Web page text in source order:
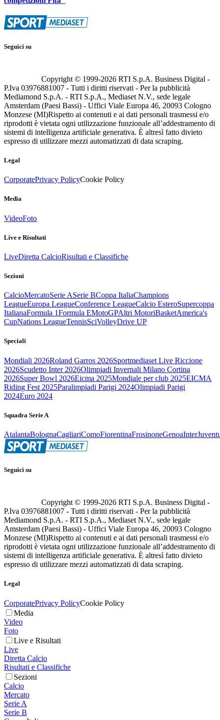
Seguici su
Copyright © 1999-2026 RTI S.p.A. Business Digital -
P.Iva 03976881007 - Tutti i diritti riservati - Per la pubblicità
Mediamond S.p.A. - RTI S.p.A., Mediaset N.V., sede legale
Amsterdam (Paesi Bassi) - Uffici Viale Europa 46, 20093 Cologno
Monzese (MI)Rispetto ai contenuti e ai dati personali trasmessi e/o
riprodotti è vietata ogni utilizzazione funzionale all’addestramento di
sistemi di intelligenza artificiale generativa. È altresì fatto divieto
espresso di utilizzare mezzi automatizzati di data scraping.
Legal
CorporatePrivacy PolicyCookie Policy
Media
VideoFoto
Live e Risultati
LiveDiretta CalcioRisultati e Classifiche
Sezioni
CalcioMercatoSerie ASerie BCoppa ItaliaChampions
LeagueEuropa LeagueConference LeagueCalcio EsteroSupercoppa
ItalianaFormula 1Formula EMotoGPAltri MotoriBasketAmerica's
CupNations LeagueTennisSciVolleyDrive UP
Speciali
Mondiali 2026Roland Garros 2026Sportmediaset Live Riccione
2026Scudetto Inter 2026Olimpiadi Invernali Milano Cortina
2026Super Bowl 2026Eicma 2025Mondiale per club 2025EICMA
Riding Fest 2025Paralimpiadi Parigi 2024Olimpiadi Parigi
2024Euro 2024
Squadra Serie A
AtalantaBolognaCagliariComoFiorentinaFrosinoneGenoaInter
Seguici su
Copyright © 1999-2026 RTI S.p.A. Business Digital -
P.Iva 03976881007 - Tutti i diritti riservati - Per la pubblicità
Mediamond S.p.A. - RTI S.p.A., Mediaset N.V., sede legale
Amsterdam (Paesi Bassi) - Uffici Viale Europa 46, 20093 Cologno
Monzese (MI)Rispetto ai contenuti e ai dati personali trasmessi e/o
riprodotti è vietata ogni utilizzazione funzionale all’addestramento di
sistemi di intelligenza artificiale generativa. È altresì fatto divieto
espresso di utilizzare mezzi automatizzati di data scraping.
Legal
CorporatePrivacy PolicyCookie Policy
Media
Video
Foto
Live e Risultati
Live
Diretta Calcio
Risultati e Classifiche
Sezioni
Calcio
Mercato
Serie A
Serie B